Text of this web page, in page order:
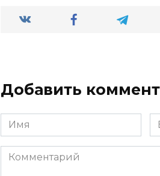
Добавить
Имя
*
*
Комментарий